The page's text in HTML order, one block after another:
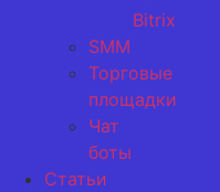
Bitrix
SMM
Торговые
площадки
Чат
боты
Статьи